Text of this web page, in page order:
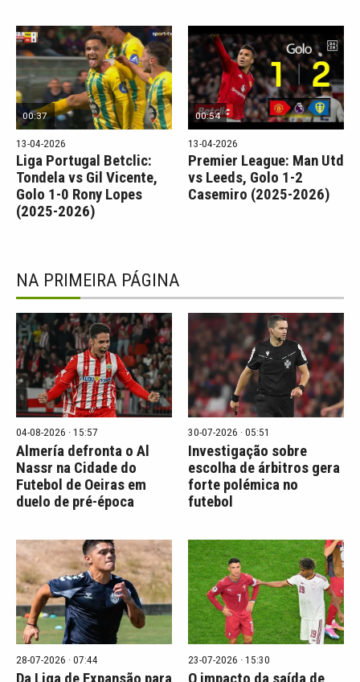
00:37
13-04-2026
Liga Portugal Betclic:
Tondela vs Gil Vicente,
Golo 1-0 Rony Lopes
(2025-2026)
00:54
13-04-2026
Premier League: Man Utd
vs Leeds, Golo 1-2
Casemiro (2025-2026)
NA PRIMEIRA PÁGINA
04-08-2026 · 15:57
Almería defronta o Al
Nassr na Cidade do
Futebol de Oeiras em
duelo de pré-época
30-07-2026 · 05:51
Investigação sobre
escolha de árbitros gera
forte polémica no
futebol
28-07-2026 · 07:44 23-07-2026 · 15:30